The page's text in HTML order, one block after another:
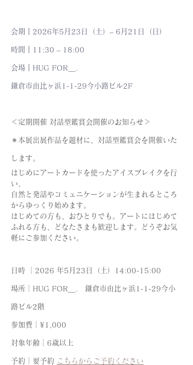
会期｜2026年5月23日（土）– 6月21日（日）
時間｜11:30 – 18:00
会場｜HUG FOR＿.
鎌倉市由比ヶ浜1-1-29今小路ビル2F
＜定期開催 対話型鑑賞会開催のお知らせ＞
＊本展出展作品を題材に、対話型鑑賞会を開催いた
します。
はじめにアートカードを使ったアイスブレイクを行
い、
自然と発話やコミュニケーションが生まれるところ
からゆっくり始めます。
はじめての方も、おひとりでも。アートにはじめて
ふれる方も、どなたさまも歓迎します。どうぞお気
軽にご参加ください。
日時 │2026 年5月23日（土）14:00-15:00
場所│HUG FOR＿.　鎌倉市由比ヶ浜1-1-29今小
路ビル2階
参加費│¥1,000
対象年齢│6歳以上
予約│要予約 こちらからご予約ください